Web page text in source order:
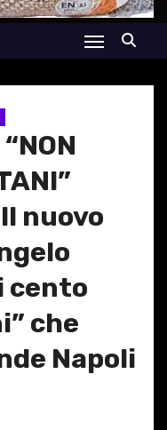
nuovo
cento
che
Napoli